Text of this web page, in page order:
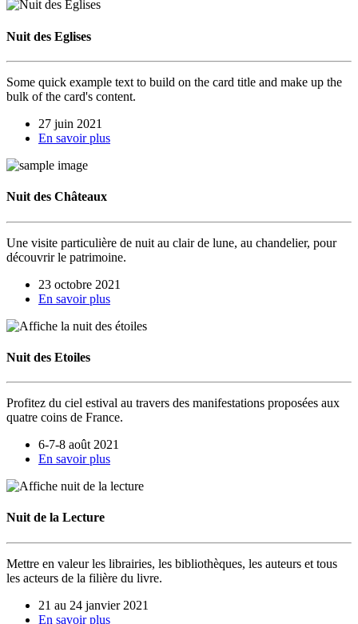
Nuit des Eglises
Some quick example text to build on the card title and make up the
bulk of the card's content.
27 juin 2021
En savoir plus
Nuit des Châteaux
Une visite particulière de nuit au clair de lune, au chandelier, pour
découvrir le patrimoine.
23 octobre 2021
En savoir plus
Nuit des Etoiles
Profitez du ciel estival au travers des manifestations proposées aux
quatre coins de France.
6-7-8 août 2021
En savoir plus
Nuit de la Lecture
Mettre en valeur les librairies, les bibliothèques, les auteurs et tous
les acteurs de la filière du livre.
21 au 24 janvier 2021
En savoir plus